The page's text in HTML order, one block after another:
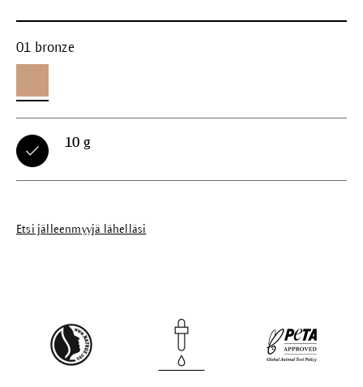
01 bronze
10 g
Etsi jälleenmyyjä lähelläsi